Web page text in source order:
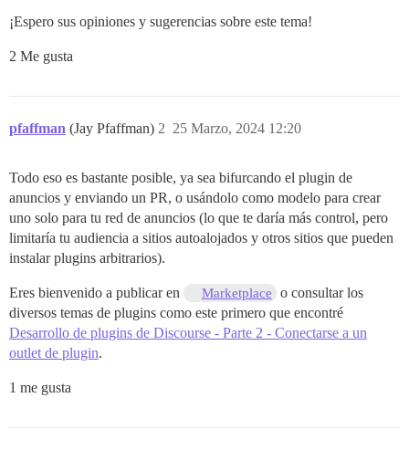
¡Espero sus opiniones y sugerencias sobre este tema!
2 Me gusta
pfaffman (Jay Pfaffman) 25 Marzo, 2024 12:20
2
Todo eso es bastante posible, ya sea bifurcando el plugin de
anuncios y enviando un PR, o usándolo como modelo para crear
uno solo para tu red de anuncios (lo que te daría más control, pero
limitaría tu audiencia a sitios autoalojados y otros sitios que pueden
instalar plugins arbitrarios).
Eres bienvenido a publicar en Marketplace
o consultar los
diversos temas de plugins como este primero que encontré
Desarrollo de plugins de Discourse - Parte 2 - Conectarse a un
outlet de plugin.
1 me gusta